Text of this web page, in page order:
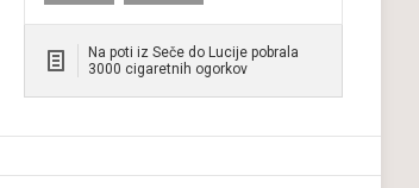
Na poti iz Seče do Lucije pobrala
3000 cigaretnih ogorkov